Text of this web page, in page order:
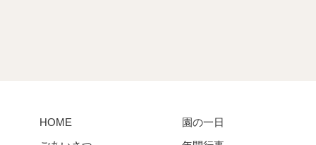
HOME
園の一日